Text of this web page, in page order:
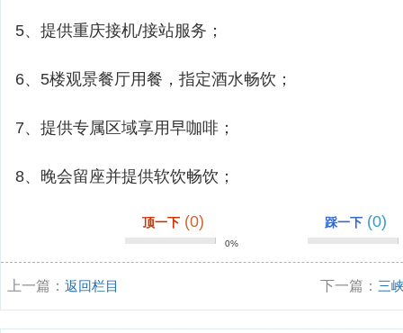
5、提供重庆接机/接站服务；
6、5楼观景餐厅用餐，指定酒水畅饮；
7、提供专属区域享用早咖啡；
8、晚会留座并提供软饮畅饮；
顶一下 (0)
0%
踩一下 (0)
上一篇： 返回栏目 下一篇： 三